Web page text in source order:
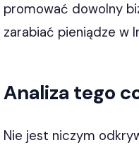
promować dowolny
zarabiać pieniądze w
Analiza tego
Nie jest niczym